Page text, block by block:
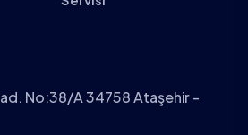
No:38/A 34758 Ataşehir -